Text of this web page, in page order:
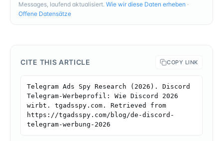
Messages, laufend aktualisiert. Wie wir diese Daten erheben ·
Offene Datensätze
CITE THIS ARTICLE COPY LINK
Telegram Ads Spy Research (2026). Discord
Telegram-Werbeprofil: Wie Discord 2026
wirbt. tgadsspy.com. Retrieved from
https://tgadsspy.com/blog/de-discord-
telegram-werbung-2026